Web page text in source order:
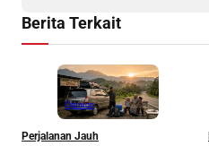
Berita Terkait
Opinion
Perjalanan Jauh